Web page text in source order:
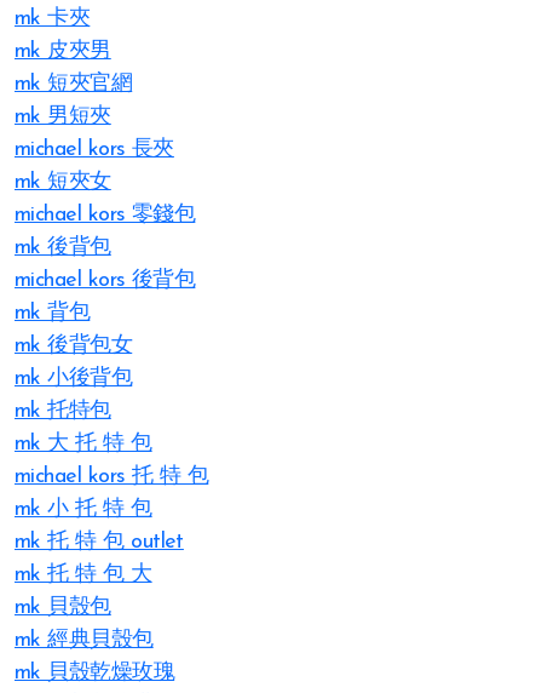
mk 卡夾
mk 皮夾男
mk 短夾官網
mk 男短夾
michael kors 長夾
mk 短夾女
michael kors 零錢包
mk 後背包
michael kors 後背包
mk 背包
mk 後背包女
mk 小後背包
mk 托特包
mk 大 托 特 包
michael kors 托 特 包
mk 小 托 特 包
mk 托 特 包 outlet
mk 托 特 包 大
mk 貝殼包
mk 經典貝殼包
mk 貝殼乾燥玫瑰